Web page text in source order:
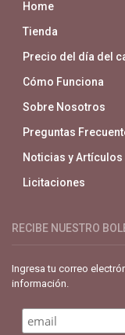
Home
Tienda
Precio del día del
Cómo Funciona
Sobre Nosotros
Preguntas
Noticias y Artículos
Licitaciones
RECIBE NUESTRO
Ingresa tu correo
información.